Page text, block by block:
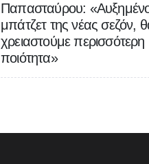
Παπασταύρου:
μπάτζετ της νέας σεζόν,
χρειαστούμε περισσότερη
ποιότητα»